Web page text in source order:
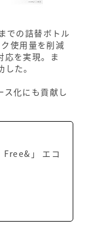
での詰替ボトル
使用量を削減
応を実現。ま
た。
ス化にも貢献し
Free&」 エコ